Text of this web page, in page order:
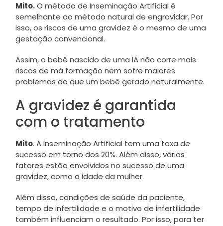
Mito.O método de Inseminação Artificial é
semelhante ao método natural de engravidar. Por
isso, os riscos de uma gravidez é o mesmo de uma
gestação convencional.
Assim, o bebê nascido de uma IA não corre mais
riscos de má formação nem sofre maiores
problemas do que um bebê gerado naturalmente.
A gravidez é garantida
com o tratamento
Mito. A Inseminação Artificial tem uma taxa de
sucesso em torno dos 20%. Além disso, vários
fatores estão envolvidos no sucesso de uma
gravidez, como a idade da mulher.
Além disso, condições de saúde da paciente,
tempo de infertilidade e o motivo de infertilidade
também influenciam o resultado. Por isso, para ter